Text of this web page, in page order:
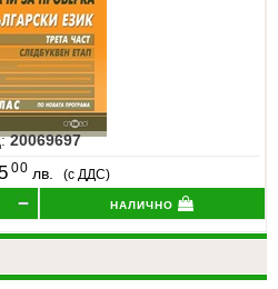
20069697
5 00 лв. (с ДДС)
налично